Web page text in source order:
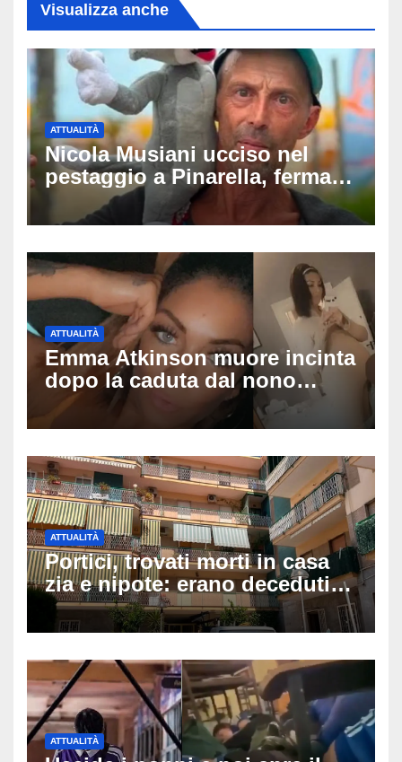
Visualizza anche
ATTUALITÀ
Nicola Musiani ucciso nel
pestaggio a Pinarella, fermati
quattro giovani: la svolta
dopo video, intercettazioni e
ATTUALITÀ
Emma Atkinson muore incinta
dopo la caduta dal nono
piano: la figlia nasce 30
minuti dopo e sta bene
ATTUALITÀ
Portici, trovati morti in casa
zia e nipote: erano deceduti
da giorni, il caldo tra le
ipotesi al vaglio
ATTUALITÀ